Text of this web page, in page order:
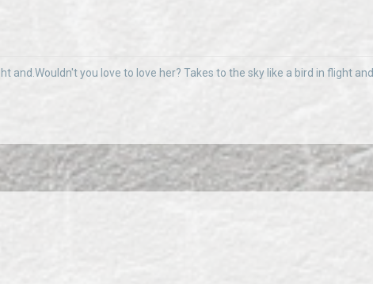
and.Wouldn't you love to love her? Takes to the sky like a bird in flight and